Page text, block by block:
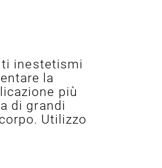
inestetismi
la
più
di grandi
Utilizzo